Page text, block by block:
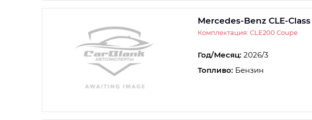
Mercedes-Benz CLE-Class
Комплектация: CLE200 Coupe
Год/Месяц: 2026/3
Топливо: Бензин